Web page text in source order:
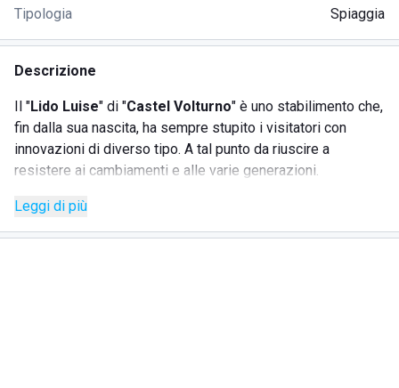
Tipologia Spiaggia
Descrizione
Il "Lido Luise" di "Castel Volturno" è uno stabilimento che,
fin dalla sua nascita, ha sempre stupito i visitatori con
innovazioni di diverso tipo. A tal punto da riuscire a
resistere ai cambiamenti e alle varie generazioni.
riferimento, per i turisti balneari dell'intera fascia costiera.
Qui potrete passare le vostre vacanze godendovi il sole e
Leggi di più